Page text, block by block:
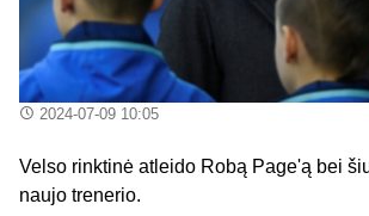
2024-07-09 10:05
Velso rinktinė atleido Robą Page'ą bei
naujo trenerio.